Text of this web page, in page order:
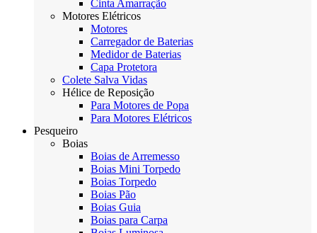
Cinta Amarração
Motores Elétricos
Motores
Carregador de Baterias
Medidor de Baterias
Capa Protetora
Colete Salva Vidas
Hélice de Reposição
Para Motores de Popa
Para Motores Elétricos
Pesqueiro
Boias
Boias de Arremesso
Boias Mini Torpedo
Boias Torpedo
Boias Pão
Boias Guia
Boias para Carpa